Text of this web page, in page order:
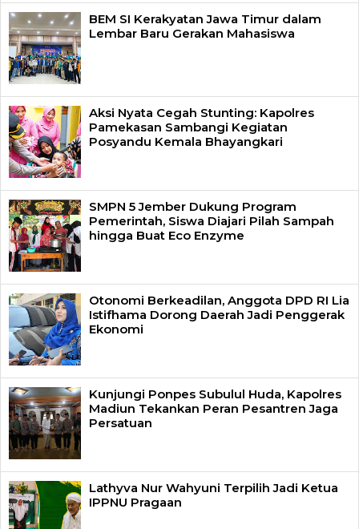
BEM SI Kerakyatan Jawa Timur dalam
Lembar Baru Gerakan Mahasiswa
Aksi Nyata Cegah Stunting: Kapolres
Pamekasan Sambangi Kegiatan
Posyandu Kemala Bhayangkari
SMPN 5 Jember Dukung Program
Pemerintah, Siswa Diajari Pilah Sampah
hingga Buat Eco Enzyme
Otonomi Berkeadilan, Anggota DPD RI Lia
Istifhama Dorong Daerah Jadi Penggerak
Ekonomi
Kunjungi Ponpes Subulul Huda, Kapolres
Madiun Tekankan Peran Pesantren Jaga
Persatuan
Lathyva Nur Wahyuni Terpilih Jadi Ketua
IPPNU Pragaan